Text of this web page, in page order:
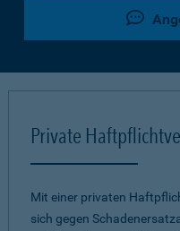
Private
Mit einer privaten
sich gegen